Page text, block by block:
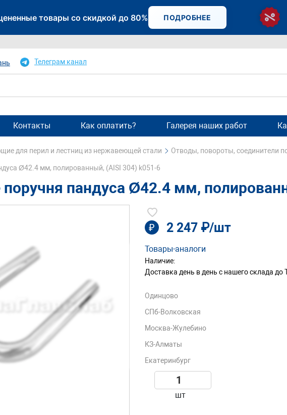
товары со скидкой до 80% ПОДРОБНЕЕ
Телеграм канал
Контакты Как оплатить? Галерея наших работ
для перил и лестниц из нержавеющей стали Отводы, повороты, соединители
Ø42.4 мм, полированный, (AISI 304) k051-6
пандуса Ø42.4 мм,
₽ 2 247 ₽/шт
Товары-аналоги
Наличие:
Доставка день в день с нашего склада
Одинцово
СПб-Волковская
Москва-Жулебино
КЗ-Алматы
Екатеринбург
шт